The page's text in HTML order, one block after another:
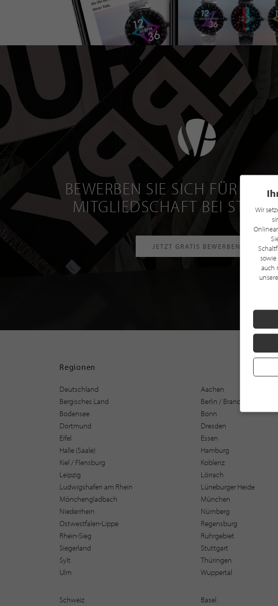
BEWERBEN SIE SICH FÜR
MITGLIEDSCHAFT BEI
JETZT GRATIS BEWERBEN
Regionen
Deutschland Aachen
Bergisches Land
Berlin / Brandenburg
Bodensee
Bonn
Dortmund
Dresden
Eifel
Essen
Halle (Saale)
Hamburg
Kiel / Flensburg
Koblenz
Leipzig
Lörrach
Ludwigshafen am Rhein
Lüneburger Heide
Mönchengladbach
München
Niederrhein
Nürnberg
Ostwestfalen-Lippe
Regensburg
Rhein-Sieg
Ruhrgebiet
Siegerland
Stuttgart
Sylt
Thüringen
Ulm
Wuppertal
Schweiz Basel
Wir
auch